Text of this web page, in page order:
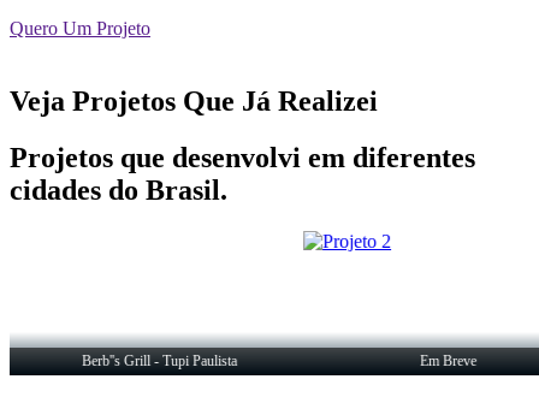
Quero Um Projeto
Veja Projetos Que Já Realizei
Projetos que desenvolvi em diferentes
cidades do Brasil.
Berb''s Grill - Tupi Paulista Em Breve